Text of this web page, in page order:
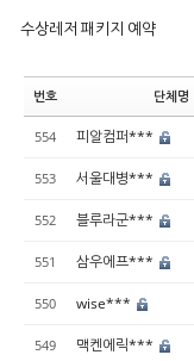
수상레저 패키지 예약
번호 단체명
554 피알컴퍼***
553 서울대병***
552 블루라군***
551 삼우에프***
550 wise***
549 맥켄에릭***